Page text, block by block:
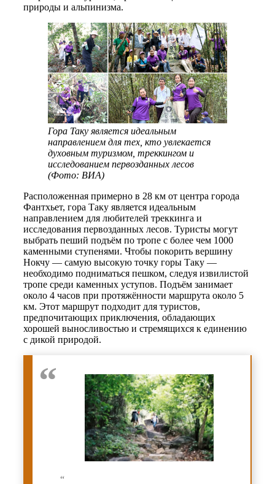
природы и альпинизма.
Гора Таку является идеальным
направлением для тех, кто увлекается
духовным туризмом, треккингом и
исследованием первозданных лесов
(Фото: ВИА)
Расположенная примерно в 28 км от центра города
Фантхьет, гора Таку является идеальным
направлением для любителей треккинга и
исследования первозданных лесов. Туристы могут
выбрать пеший подъём по тропе с более чем 1000
каменными ступенями. Чтобы покорить вершину
Нокчу — самую высокую точку горы Таку —
необходимо подниматься пешком, следуя извилистой
тропе среди каменных уступов. Подъём занимает
около 4 часов при протяжённости маршрута около 5
км. Этот маршрут подходит для туристов,
предпочитающих приключения, обладающих
хорошей выносливостью и стремящихся к единению
с дикой природой.
“